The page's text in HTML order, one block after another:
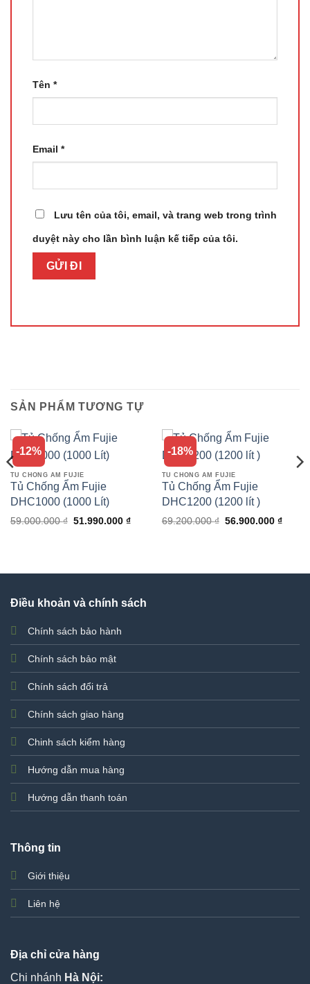
Tên *
Email *
Lưu tên của tôi, email, và trang web trong trình
duyệt này cho lần bình luận kế tiếp của tôi.
SẢN PHẨM TƯƠNG TỰ
-12%
TỦ CHỐNG ẨM FUJIE
Tủ Chống Ẩm Fujie
DHC1000 (1000 Lít)
59.000.000₫ Giá
51.990.000 ₫Giá
-18%
TỦ CHỐNG ẨM FUJIE
Tủ Chống Ẩm Fujie
DHC1200 (1200 lít )
69.200.000₫ Giá
56.900.000 ₫Giá
Điều khoản và chính sách
Chính sách bảo hành
Chính sách bảo mật
Chính sách đổi trả
Chính sách giao hàng
Chinh sách kiểm hàng
Hướng dẫn mua hàng
Hướng dẫn thanh toán
Thông tin
Giới thiệu
Liên hệ
Địa chỉ cửa hàng
Chi nhánh Hà Nội: